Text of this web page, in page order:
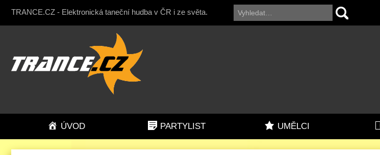
TRANCE.CZ - Elektronická taneční hudba v ČR i ze světa.
ÚVOD PARTYLIST UMĚLCI